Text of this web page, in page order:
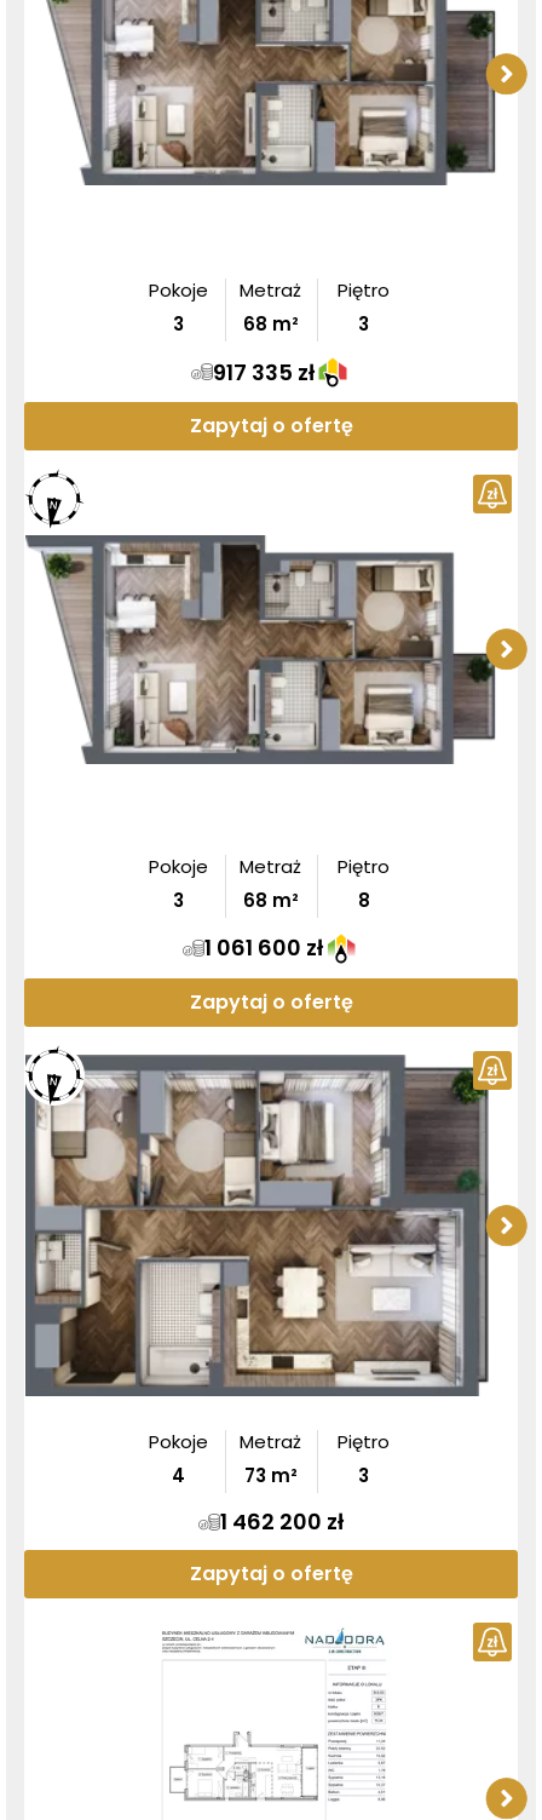
Pokoje
3
Metraż
68 m²
Piętro
3
917 335 zł
Zapytaj o ofertę
Pokoje
3
Metraż
68 m²
Piętro
8
1 061 600 zł
Zapytaj o ofertę
Pokoje
4
Metraż
73m²
Piętro
3
1 462 200 zł
Zapytaj o ofertę